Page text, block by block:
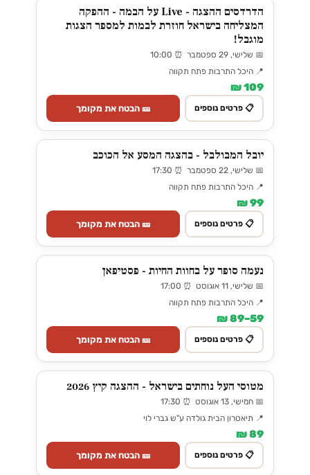
הדרדסים ההצגה - Live על הבמה - ההפקה
המצליחה בישראל חוזרת לבמות למספר הצגות
מוגבל!
📅 שלישי, 29 ספטמבר ⏰ 10:00
📍 היכל התרבות פתח תקווה
109 ₪
📋 פרטים נוספים 🎫 הבטח את מקומך
יובל המבולבל - בהצגה המסע אל הכוכב
📅 שלישי, 22 ספטמבר ⏰ 17:30
📍 היכל התרבות פתח תקווה
99 ₪
📋 פרטים נוספים 🎫 הבטח את מקומך
נעמה סופר על בחוות החיות - פסטיפאן
📅 שלישי, 11 אוגוסט ⏰ 17:00
📍 היכל התרבות פתח תקווה
59–89 ₪
📋 פרטים נוספים 🎫 הבטח את מקומך
מטוסי העל נוחתים בישראל - ההצגה קיץ 2026
📅 חמישי, 13 אוגוסט ⏰ 17:30
📍 תיאטרון הבית גולדה ע"ש גברי לוי
89 ₪
📋 פרטים נוספים 🎫 הבטח את מקומך